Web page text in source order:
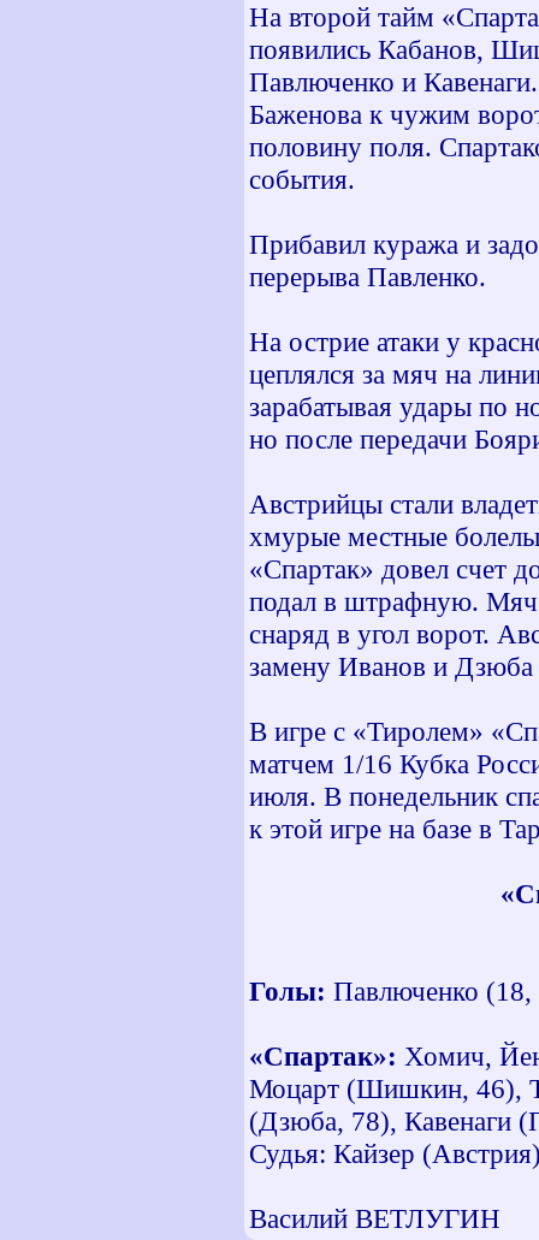
На второй тайм
появились Кабанов,
Павлюченко и
Баженова к чужим
половину поля.
события.
Прибавил куража и
перерыва Павленко.
На острие атаки у
цеплялся за мяч на
зарабатывая удары по
но после передачи
Австрийцы стали
хмурые местные
«Спартак» довел счет
подал в штрафную. Мяч
снаряд в угол ворот.
замену Иванов и Дзюба
В игре с «Тиролем»
матчем 1/16 Кубка
июля. В понедельник
к этой игре на базе в
Голы: Павлюченко
«Спартак»: Хомич,
Моцарт (Шишкин, 46),
(Дзюба, 78), Кавенаги
Судья: Кайзер
Василий ВЕТЛУГИН